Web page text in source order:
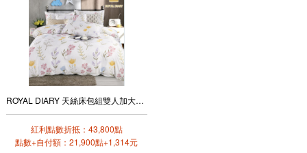
ROYAL DIARY 天絲床包組雙人加大+雙人鋪棉兩用被套四件組(花境之旅)
紅利點數折抵：43,800點
點數+自付額：21,900點+1,314元